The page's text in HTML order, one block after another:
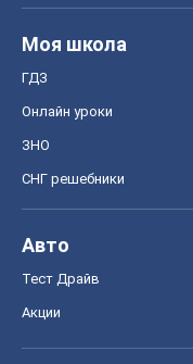
Моя школа
ГДЗ
Онлайн уроки
ЗНО
СНГ решебники
Авто
Тест Драйв
Акции